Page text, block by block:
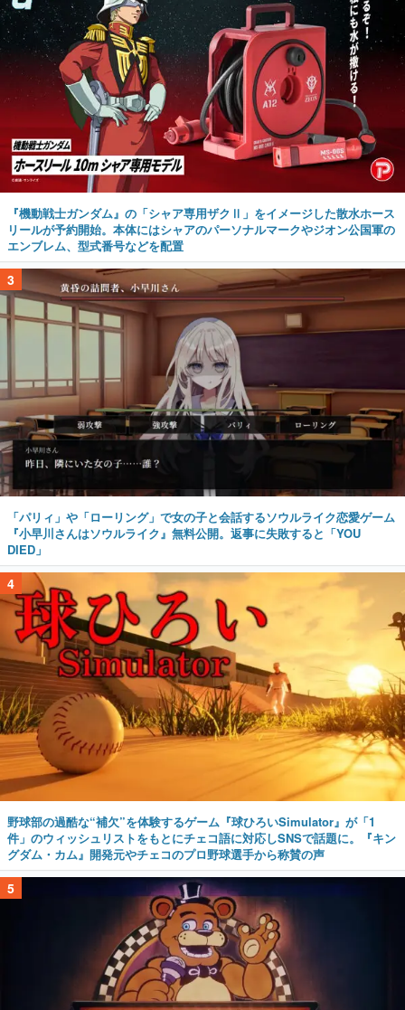
『機動戦士ガンダム』の「シャア専用ザクⅡ」をイメージした散水ホース
リールが予約開始。本体にはシャアのパーソナルマークやジオン公国軍の
エンブレム、型式番号などを配置
3
「パリィ」や「ローリング」で女の子と会話するソウルライク恋愛ゲーム
『小早川さんはソウルライク』無料公開。返事に失敗すると「YOU
DIED」
4
野球部の過酷な“補欠”を体験するゲーム『球ひろいSimulator』が「1
件」のウィッシュリストをもとにチェコ語に対応しSNSで話題に。『キン
グダム・カム』開発元やチェコのプロ野球選手から称賛の声
5